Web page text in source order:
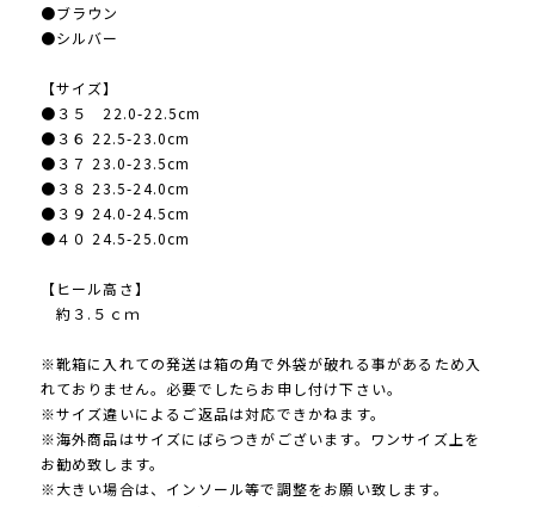
●ブラウン
●シルバー
【サイズ】
●３５ 22.0-22.5cm
●３６ 22.5-23.0cm
●３７ 23.0-23.5cm
●３８ 23.5-24.0cm
●３９ 24.0-24.5cm
●４０ 24.5-25.0cm
【ヒール高さ】
約３.５ｃｍ
※靴箱に入れての発送は箱の角で外袋が破れる事があるため入
れておりません。必要でしたらお申し付け下さい。
※サイズ違いによるご返品は対応できかねます。
※海外商品はサイズにばらつきがございます。ワンサイズ上を
お勧め致します。
※大きい場合は、インソール等で調整をお願い致します。